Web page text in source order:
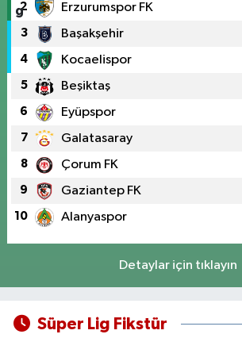
2 Erzurumspor FK
3 Başakşehir
4 Kocaelispor
5 Beşiktaş
6 Eyüpspor
7 Galatasaray
8 Çorum FK
9 Gaziantep FK
10 Alanyaspor
Detaylar için tıklayın
Süper Lig Fikstür